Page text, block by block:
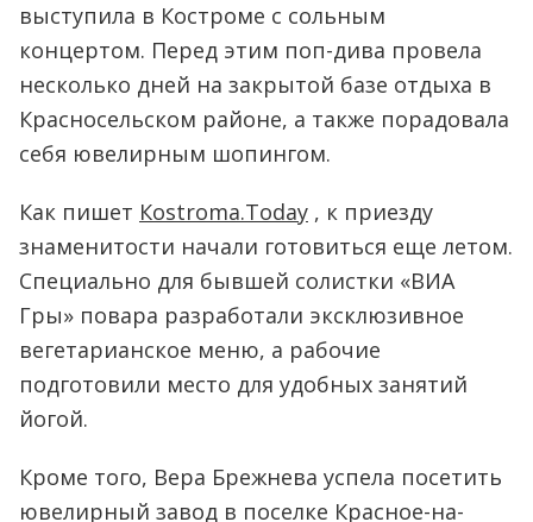
выступила в Костроме с сольным
концертом. Перед этим поп-дива провела
несколько дней на закрытой базе отдыха в
Красносельском районе, а также порадовала
себя ювелирным шопингом.
Как пишет Кostroma.Тoday , к приезду
знаменитости начали готовиться еще летом.
Специально для бывшей солистки «ВИА
Гры» повара разработали эксклюзивное
вегетарианское меню, а рабочие
подготовили место для удобных занятий
йогой.
Кроме того, Вера Брежнева успела посетить
ювелирный завод в поселке Красное-на-